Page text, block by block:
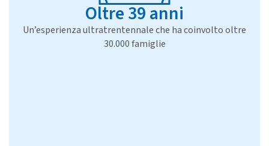
Oltre 39 anni
Un’esperienza ultratrentennale che ha coinvolto oltre
30.000 famiglie